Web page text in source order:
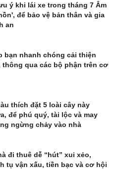
ý khi lái xe trong tháng 7 Âm
để bảo vệ bản thân và gia
an
bạn nhanh chóng cải thiện
thông qua các bộ phận trên cơ
thích đặt 5 loài cây này
để phú quý, tài lộc và may
ngừng chảy vào nhà
đi thuê dễ “hút” xui xẻo,
tụ vận xấu, tiền bạc và cơ hội